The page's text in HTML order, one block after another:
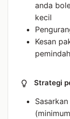
anda
kecil
Kesan
Strategi